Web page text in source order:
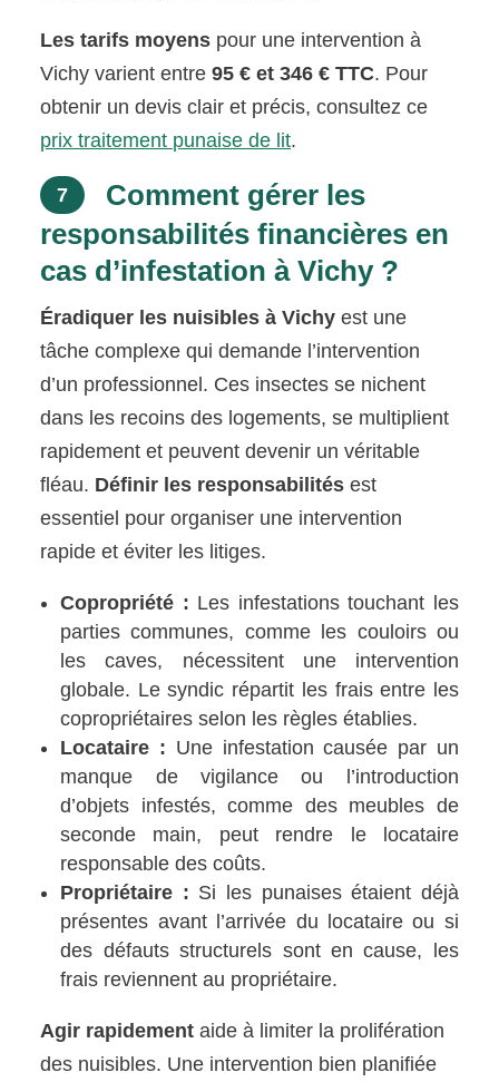
Les tarifs moyens pour une intervention à
Vichy varient entre95 € et 346 € TTC. Pour
obtenir un devis clair et précis, consultez ce
prix traitement punaise de lit.
7
Comment gérer les
responsabilités financières en
cas d’infestation à Vichy ?
Éradiquer les nuisibles à Vichy est une
tâche complexe qui demande l’intervention
d’un professionnel. Ces insectes se nichent
dans les recoins des logements, se multiplient
rapidement et peuvent devenir un véritable
fléau. Définir les responsabilités est
essentiel pour organiser une intervention
rapide et éviter les litiges.
Copropriété : Les infestations touchant les
parties communes, comme les couloirs ou
les caves, nécessitent une intervention
globale. Le syndic répartit les frais entre les
copropriétaires selon les règles établies.
Locataire : Une infestation causée par un
manque de vigilance ou l’introduction
d’objets infestés, comme des meubles de
seconde main, peut rendre le locataire
responsable des coûts.
Propriétaire : Si les punaises étaient déjà
présentes avant l’arrivée du locataire ou si
des défauts structurels sont en cause, les
frais reviennent au propriétaire.
Agir rapidement aide à limiter la prolifération
des nuisibles. Une intervention bien planifiée